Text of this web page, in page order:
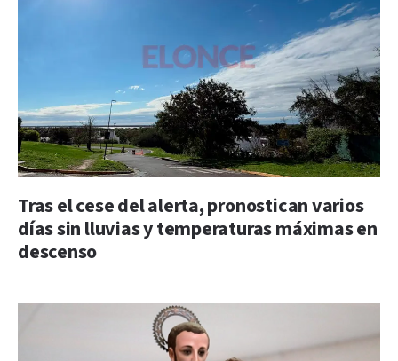
Tras el cese del alerta, pronostican varios
días sin lluvias y temperaturas máximas en
descenso